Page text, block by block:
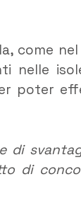
come
nelle
poter
di
di